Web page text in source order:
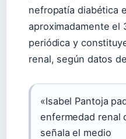
nefropatía diabética
aproximadamente el
periódica y
renal, según datos
«Isabel Pantoja
enfermedad renal
señala el medio